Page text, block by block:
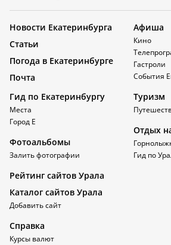
Новости Екатеринбурга
Статьи
Погода в Екатеринбурге
Почта
Афиша
Кино
Гастроли
События
Гид по Екатеринбургу
Места
Город Е
Фотоальбомы
Залить фотографии
Туризм
Отдых
Гид по
Рейтинг сайтов Урала
Каталог сайтов Урала
Добавить сайт
Справка
Курсы валют